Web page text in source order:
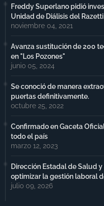
Freddy Superlano pidió
Unidad de Diálisis del Razetti
noviembre 04, 2021
Avanza sustitución de 200
en "Los Pozones"
junio 05, 2024
Se conoció de manera
puertas definitivamente.
octubre 25, 2022
Confirmado en Gaceta
todo el país
marzo 12, 2023
Dirección Estadal de Salud
optimizar la gestión laboral
julio 09, 2026